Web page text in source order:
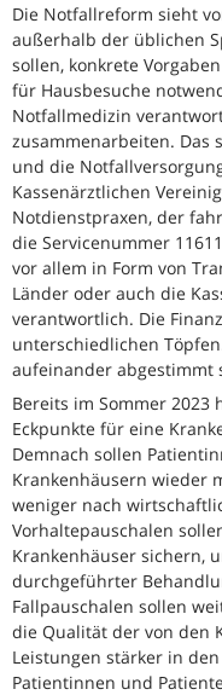
Die Notfallreform sieht
außerhalb der üblichen
sollen, konkrete
für Hausbesuche
Notfallmedizin
zusammenarbeiten. Das
und die
Kassenärztlichen
Notdienstpraxen, der
die Servicenummer
vor allem in Form von
Länder oder auch die
verantwortlich. Die
unterschiedlichen
aufeinander abgestimmt
Bereits im Sommer
Eckpunkte für eine
Demnach sollen
Krankenhäusern wieder
weniger nach
Vorhaltepauschalen
Krankenhäuser sichern,
durchgeführter
Fallpauschalen sollen
die Qualität der von den
Leistungen stärker in
Patientinnen und